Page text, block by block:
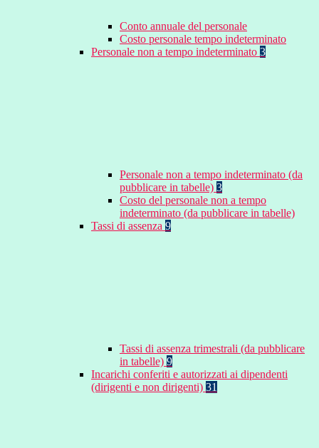
Conto annuale del personale
Costo personale tempo indeterminato
Personale non a tempo indeterminato 3
Personale non a tempo indeterminato (da
pubblicare in tabelle) 3
Costo del personale non a tempo
indeterminato (da pubblicare in tabelle)
Tassi di assenza 9
Tassi di assenza trimestrali (da pubblicare
in tabelle) 9
Incarichi conferiti e autorizzati ai dipendenti
(dirigenti e non dirigenti) 31